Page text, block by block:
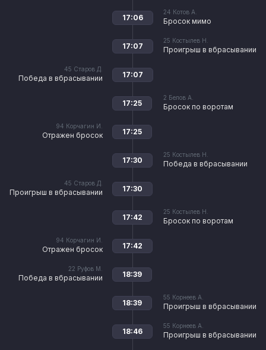
24 Котов А.
Бросок мимо
17:06
25 Костылев Н.
Проигрыш в вбрасывании
17:07
45 Старов Д.
Победа в вбрасывании 17:07
2 Белов А.
Бросок по воротам
17:25
94 Корчагин И.
Отражен бросок 17:25
25 Костылев Н.
Победа в вбрасывании
17:30
45 Старов Д.
Проигрыш в вбрасывании 17:30
25 Костылев Н.
Бросок по воротам
17:42
94 Корчагин И.
Отражен бросок 17:42
22 Руфов М.
Победа в вбрасывании 18:39
55 Корнеев А.
Проигрыш в вбрасывании
18:39
55 Корнеев А.
Проигрыш в вбрасывании
18:46